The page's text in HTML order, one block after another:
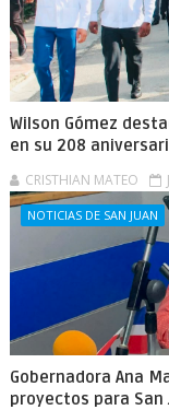
Wilson Gómez
en su 208
CRISTHIAN MATEO
NOTICIAS DE SAN JUAN
Gobernadora Ana
proyectos para